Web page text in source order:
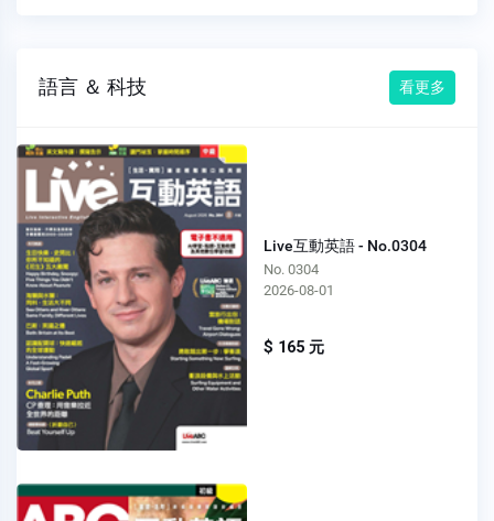
語言 ＆ 科技 看更多
Live互動英語 - No.0304
No. 0304
2026-08-01
$ 165 元